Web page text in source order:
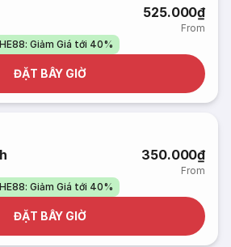
525.000₫
From
Giảm Giá tới 40%
ĐẶT BÂY GIỜ
350.000₫
From
Giảm Giá tới 40%
ĐẶT BÂY GIỜ